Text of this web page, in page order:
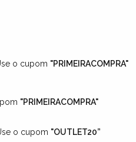
o cupom "PRIMEIRACOMPRA"
"PRIMEIRACOMPRA"
o cupom "OUTLET20”